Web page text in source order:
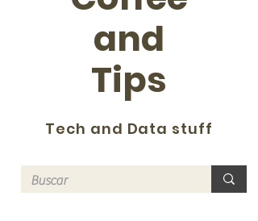
and
Tips
Tech and Data stuff